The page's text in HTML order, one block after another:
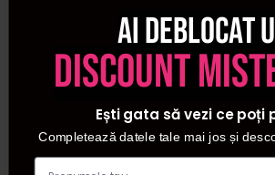
Ai deblocat
discount
Ești gata să vezi ce poți
Completează datele tale mai jos și